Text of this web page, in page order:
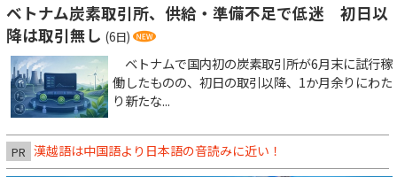
ベトナム炭素取引所、供給・準備不足で低迷 初日以
降は取引無し (6日)
ベトナムで国内初の炭素取引所が6月末に試行稼
働したものの、初日の取引以降、1か月余りにわた
り新たな...
PR 漢越語は中国語より日本語の音読みに近い！